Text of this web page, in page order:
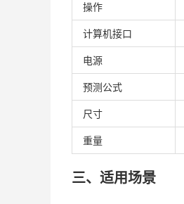
操作
计算机接口
电源
预测公式
尺寸
重量
三、适用场景